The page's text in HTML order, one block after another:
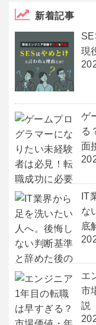
新着記事
現
ゲ
る
面
IT
な
底
エ
市
説